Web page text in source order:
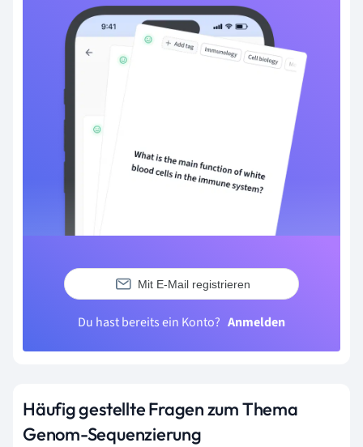
Mit E-Mail registrieren
Du hast bereits ein Konto? Anmelden
Häufig gestellte Fragen zum Thema
Genom-Sequenzierung